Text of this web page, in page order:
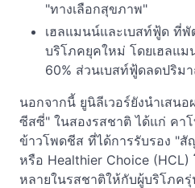
"ทางเลือกสุขภาพ"
เฮลแมนน์และเบสท์ฟู้ด ที่
บริโภคยุคใหม่ โดยเฮลแ
60% ส่วนเบสท์ฟู้ดลดปริม
นอกจากนี้ ยูนิลีเวอร์ยังนำเส
ซีสซี่" ในสองรสชาติ ได้แก่ คา
ข้าวโพดชีส ที่ได้การรับรอง "
หรือ Healthier Choice
หลายในรสชาติให้กับผู้บริโภค